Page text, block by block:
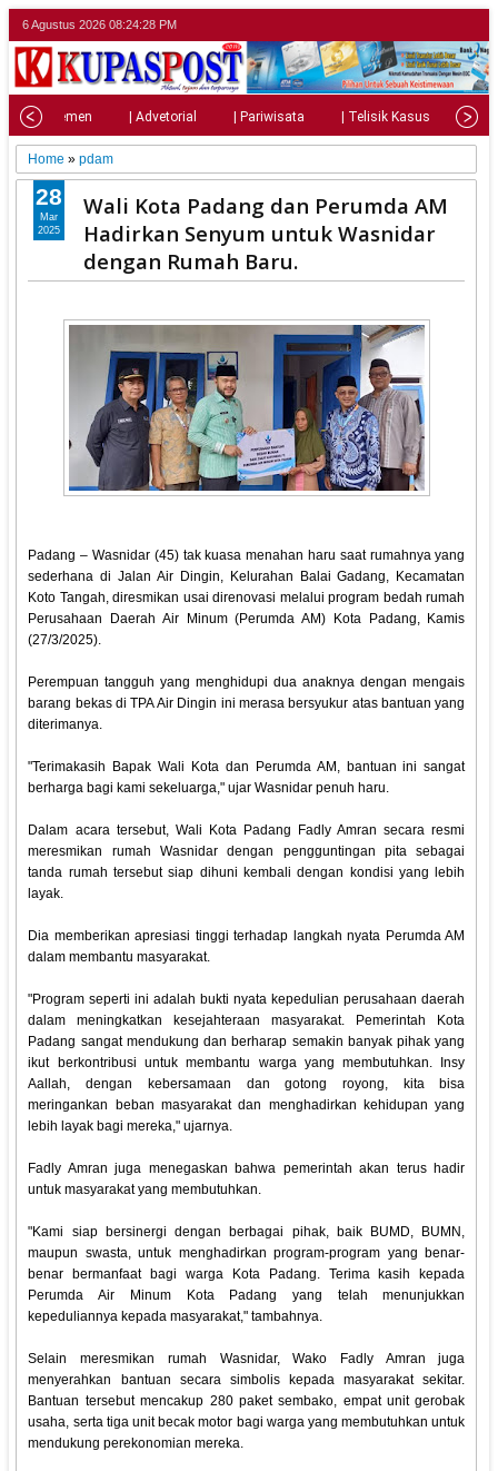
6 Agustus 2026 08:24:29 PM
| Parlemen | Advetorial | Pariwisata | Telisik Kasus |
Home »pdam
Wali Kota Padang dan Perumda AM
Hadirkan Senyum untuk Wasnidar
dengan Rumah Baru.
Padang – Wasnidar (45) tak kuasa menahan haru saat rumahnya yang
sederhana di Jalan Air Dingin, Kelurahan Balai Gadang, Kecamatan
Koto Tangah, diresmikan usai direnovasi melalui program bedah rumah
Perusahaan Daerah Air Minum (Perumda AM) Kota Padang, Kamis
(27/3/2025).
Perempuan tangguh yang menghidupi dua anaknya dengan mengais
barang bekas di TPA Air Dingin ini merasa bersyukur atas bantuan yang
diterimanya.
"Terimakasih Bapak Wali Kota dan Perumda AM, bantuan ini sangat
berharga bagi kami sekeluarga," ujar Wasnidar penuh haru.
Dalam acara tersebut, Wali Kota Padang Fadly Amran secara resmi
meresmikan rumah Wasnidar dengan pengguntingan pita sebagai
tanda rumah tersebut siap dihuni kembali dengan kondisi yang lebih
layak.
Dia memberikan apresiasi tinggi terhadap langkah nyata Perumda AM
dalam membantu masyarakat.
"Program seperti ini adalah bukti nyata kepedulian perusahaan daerah
dalam meningkatkan kesejahteraan masyarakat. Pemerintah Kota
Padang sangat mendukung dan berharap semakin banyak pihak yang
ikut berkontribusi untuk membantu warga yang membutuhkan. Insy
Aallah, dengan kebersamaan dan gotong royong, kita bisa
meringankan beban masyarakat dan menghadirkan kehidupan yang
lebih layak bagi mereka," ujarnya.
Fadly Amran juga menegaskan bahwa pemerintah akan terus hadir
untuk masyarakat yang membutuhkan.
"Kami siap bersinergi dengan berbagai pihak, baik BUMD, BUMN,
maupun swasta, untuk menghadirkan program-program yang benar-
benar bermanfaat bagi warga Kota Padang. Terima kasih kepada
Perumda Air Minum Kota Padang yang telah menunjukkan
kepeduliannya kepada masyarakat," tambahnya.
Selain meresmikan rumah Wasnidar, Wako Fadly Amran juga
menyerahkan bantuan secara simbolis kepada masyarakat sekitar.
Bantuan tersebut mencakup 280 paket sembako, empat unit gerobak
usaha, serta tiga unit becak motor bagi warga yang membutuhkan untuk
mendukung perekonomian mereka.
28
Mar
2025